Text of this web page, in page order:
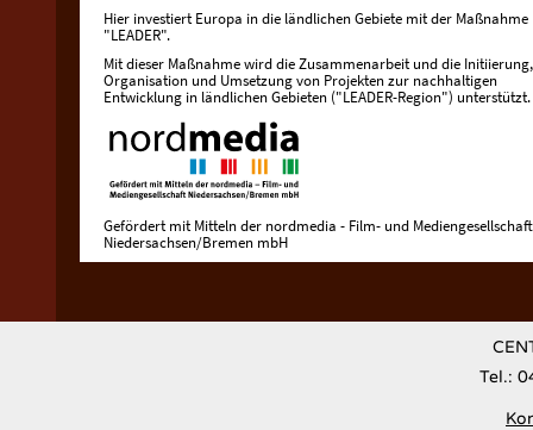
Hier investiert Europa in die ländlichen Gebiete mit der Maßnahme
"LEADER".
Mit dieser Maßnahme wird die Zusammenarbeit und die Initiierung,
Organisation und Umsetzung von Projekten zur nachhaltigen
Entwicklung in ländlichen Gebieten ("LEADER-Region") unterstützt.
Gefördert mit Mitteln der nordmedia - Film- und Mediengesellschaft
Niedersachsen/Bremen mbH
Tel.: